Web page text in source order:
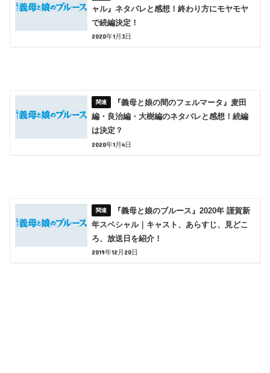
ャル』ネタバレと感想！終わり方にモヤモヤ
で続編決定！
2020年1月3日
『義母と娘の間のフェルマータ』麦田
編・良治編・大樹編のネタバレと感想！続編
は決定？
2020年1月4日
『義母と娘のブルース』2020年 謹賀新
年スペシャル｜キャスト、あらすじ、見どこ
ろ、放送日を紹介！
2019年12月20日